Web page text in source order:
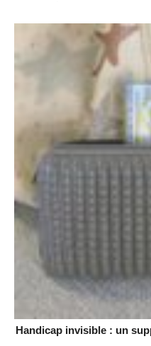
Handicap invisible : un